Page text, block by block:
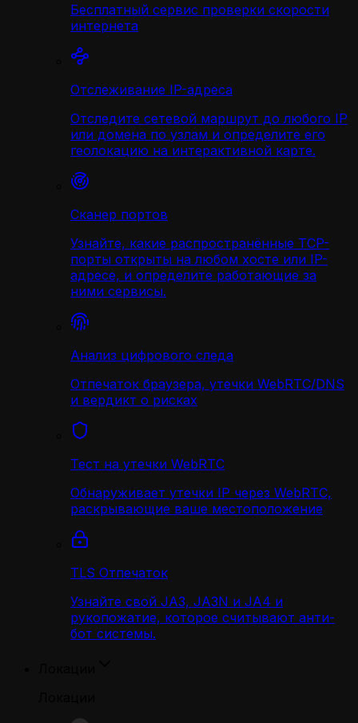
Бесплатный сервис проверки скорости
интернета
Отслеживание IP-адреса
Отследите сетевой маршрут до любого IP
или домена по узлам и определите его
геолокацию на интерактивной карте.
Сканер портов
Узнайте, какие распространённые TCP-
порты открыты на любом хосте или IP-
адресе, и определите работающие за
ними сервисы.
Анализ цифрового следа
Отпечаток браузера, утечки WebRTC/DNS
и вердикт о рисках
Тест на утечки WebRTC
Обнаруживает утечки IP через WebRTC,
раскрывающие ваше местоположение
TLS Отпечаток
Узнайте свой JA3, JA3N и JA4 и
рукопожатие, которое считывают анти-
бот системы.